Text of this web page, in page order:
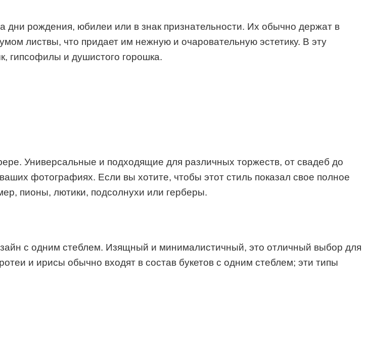
дни рождения, юбилеи или в знак признательности. Их обычно держат в
листвы, что придает им нежную и очаровательную эстетику. В эту
гипсофилы и душистого горошка.
Универсальные и подходящие для различных торжеств, от свадеб до
фотографиях. Если вы хотите, чтобы этот стиль показал свое полное
пионы, лютики, подсолнухи или герберы.
с одним стеблем. Изящный и минималистичный, это отличный выбор для
и ирисы обычно входят в состав букетов с одним стеблем; эти типы